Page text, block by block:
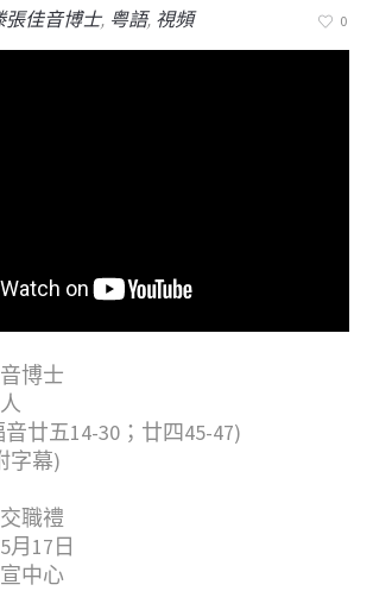
張佳音博士, 粤語, 視頻 0
博士
廿五14-30；廿四45-47)
字幕)
職禮
月17日
中心